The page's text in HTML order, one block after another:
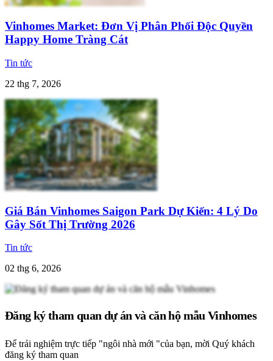
Vinhomes Market: Đơn Vị Phân Phối Độc Quyền
Happy Home Tràng Cát
Tin tức
22 thg 7, 2026
Giá Bán Vinhomes Saigon Park Dự Kiến: 4 Lý Do
Gây Sốt Thị Trường 2026
Tin tức
02 thg 6, 2026
Đăng ký tham quan dự án và căn hộ mẫu Vinhomes
Để trải nghiệm trực tiếp "ngôi nhà mới "của bạn, mời Quý khách
đăng ký tham quan